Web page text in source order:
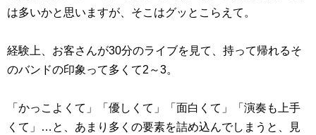
は多いかと思いますが、そこはグッとこらえて。
経験上、お客さんが30分のライブを見て、持って帰れるそ
のバンドの印象って多くて2～3。
「かっこよくて」「優しくて」「面白くて」「演奏も上手
くて」…と、あまり多くの要素を詰め込んでしまうと、見